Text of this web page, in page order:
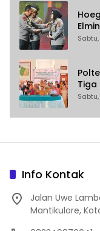
Tiga
Info Kontak
Jalan Uwe
Mantikulore,